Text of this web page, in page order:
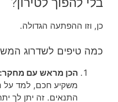
כן, וזו ההפתעה הגדולה.
כמה טיפים לשדרוג
הכן מראש עם מחקר:
משקיע חכם, למד על
התנאים. זה יתן לך